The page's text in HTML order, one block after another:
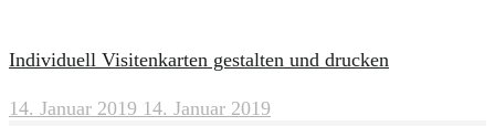
Individuell Visitenkarten gestalten und drucken
14. Januar 2019 14. Januar 2019